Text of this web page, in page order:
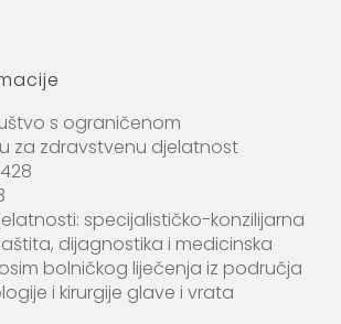
s ograničenom
za zdravstvenu djelatnost
specijalističko-konzilijarna
dijagnostika i medicinska
bolničkog liječenja iz područja
i kirurgije glave i vrata